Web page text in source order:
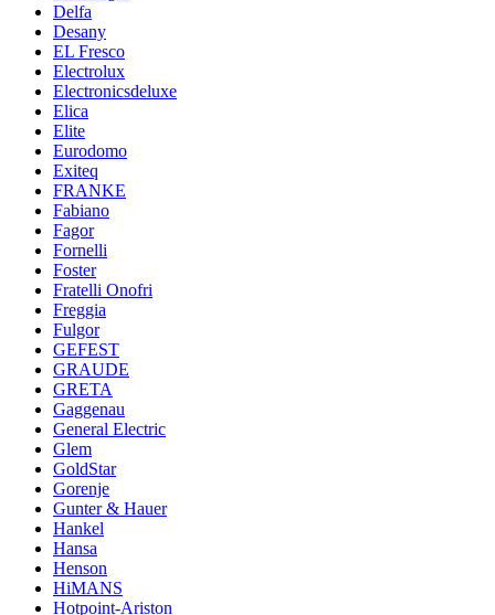
Delfa
Desany
EL Fresco
Electrolux
Electronicsdeluxe
Elica
Elite
Eurodomo
Exiteq
FRANKE
Fabiano
Fagor
Fornelli
Foster
Fratelli Onofri
Freggia
Fulgor
GEFEST
GRAUDE
GRETA
Gaggenau
General Electric
Glem
GoldStar
Gorenje
Gunter & Hauer
Hankel
Hansa
Henson
HiMANS
Hotpoint-Ariston